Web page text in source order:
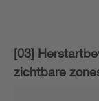
[03]
zichtbare